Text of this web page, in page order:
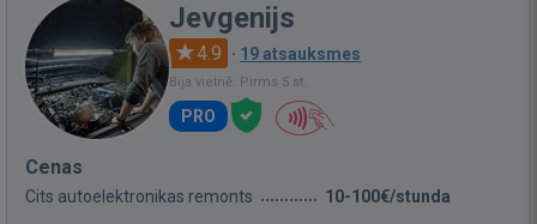
Jevgenijs
4.9 · 19 atsauksmes
Bija vietnē: Pirms 5 st.
PRO
Cenas
Cits autoelektronikas remonts 10-100€/stunda